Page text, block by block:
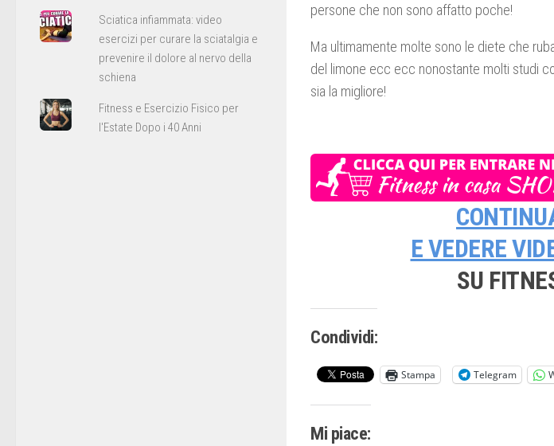
persone che non sono affatto poche!
Ma ultimamente molte sono le diete che
del limone ecc ecc nonostante molti studi
sia la migliore!
E VEDERE
SU
Condividi:
Stampa Telegram
Mi piace:
Sciatica infiammata: video
esercizi per curare la sciatalgia e
prevenire il dolore al nervo della
schiena
Fitness e Esercizio Fisico per
l'Estate Dopo i 40 Anni